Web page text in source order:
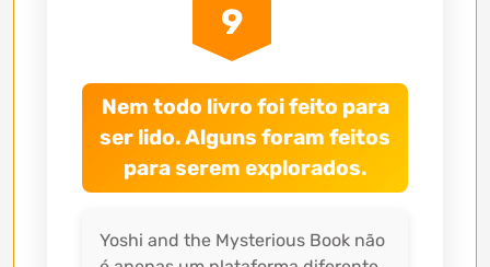
9
Nem todo livro foi feito para
ser lido. Alguns foram feitos
para serem explorados.
Yoshi and the Mysterious Book não